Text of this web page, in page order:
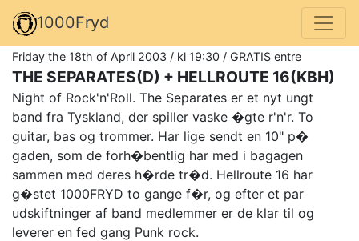
1000Fryd
Friday the 18th of April 2003 / kl 19:30 / GRATIS entre
THE SEPARATES(D) + HELLROUTE 16(KBH)
Night of Rock'n'Roll. The Separates er et nyt ungt
band fra Tyskland, der spiller vaske �gte r'n'r. To
guitar, bas og trommer. Har lige sendt en 10" p�
gaden, som de forh�bentlig har med i bagagen
sammen med deres h�rde tr�d. Hellroute 16 har
g�stet 1000FRYD to gange f�r, og efter et par
udskiftninger af band medlemmer er de klar til og
leverer en fed gang Punk rock.